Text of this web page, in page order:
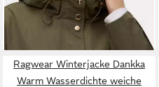
Polyester
59,99 €
Ragwear Winterjacke Dankka
Warm Wasserdichte weiche